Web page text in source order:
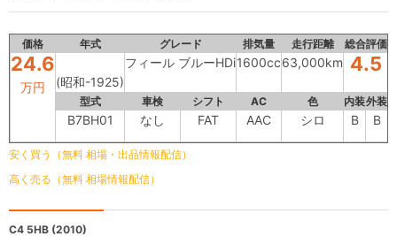
価格 年式 グレード 排気量 走行距離 総合評価
24.6
万円 (昭和-1925)
フィール ブルーHDi1600cc63,000km 4.5
型式 車検 シフト AC 色 内装外装
B7BH01 なし FAT AAC シロ B B
安く買う（無料 相場・出品情報配信）
高く売る（無料 相場情報配信）
C4 5HB (2010)